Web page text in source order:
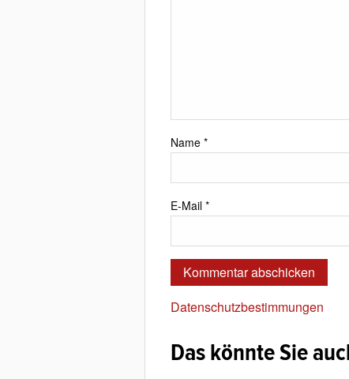
Name *
E-Mail *
Datenschutzbestimmungen
Das könnte Sie